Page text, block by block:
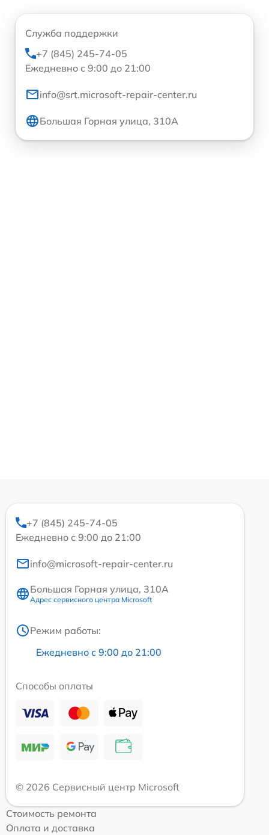
Служба поддержки
+7 (845) 245-74-05
Ежедневно с 9:00 до 21:00
info@srt.microsoft-repair-center.ru
Большая Горная улица, 310А
+7 (845) 245-74-05
Ежедневно с 9:00 до 21:00
info@microsoft-repair-center.ru
Большая Горная улица, 310А
Адрес сервисного центра Microsoft
Режим работы:
Ежедневно с 9:00 до 21:00
Способы оплаты
© 2026 Сервисный центр Microsoft
Стоимость ремонта
Оплата и доставка